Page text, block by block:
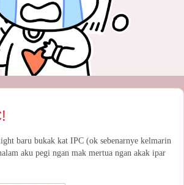
baru bukak kat IPC (ok sebenarnye kelmarin
aku pegi ngan mak mertua ngan akak ipar